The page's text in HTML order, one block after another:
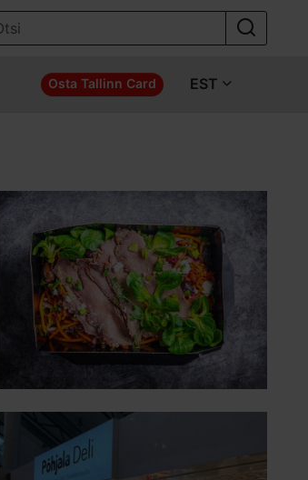
Osta Tallinn Card EST